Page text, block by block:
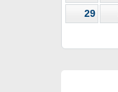
29